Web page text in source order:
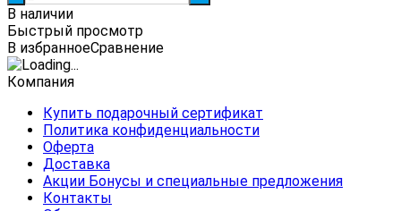
В наличии
Быстрый просмотр
В избранноеСравнение
Компания
Купить подарочный сертификат
Политика конфиденциальности
Оферта
Доставка
Акции Бонусы и специальные предложения
Контакты